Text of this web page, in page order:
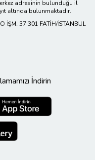
adresinin bulunduğu il
altında bulunmaktadır.
İŞM. 37 301 FATİH/İSTANBUL
İndirin